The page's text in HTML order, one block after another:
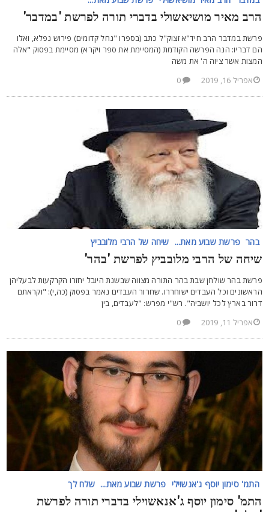
מאיר מושיאשולי בדברי תורה לפרשת 'במדבר'
במדבר הרב חיד"א זצוק"ל כתב (בספרו "נחל קדומים) פירוש נפלא, ואלו
דבריו: הנה הפרשה הקודמת (המסיימת את ספר ויקרא) מסיימת בפסוק "אלה
אשר ציוה ה' את משה
אפריל 16, 2019
0
בהר פרשת שבוע מאת... שיחה של הרבי מלובביץ
של הרבי מלובביץ לפרשת 'בהר'
בהר שולחן שבת בהר התורה מצווה שבשנת היובל יחזרו הקרקעות לבעליהן
וכל העבדים ישוחררו. שחרור העבדים נאמר בפסוק (כה,י): "וקראתם
בארץ לכל יושביה". רש"י מפרש: "לעבדים, בין
אפריל 11, 2019
0
התמ' סימון יוסף ג'אנשוילי פרשת שבוע מאת... שלח לך
סימון יוסף ג'אנאשוילי בדברי תורה לפרשת